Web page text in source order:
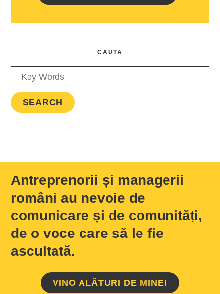
CAUTA
Antreprenorii și managerii
români au nevoie de
comunicare și de comunități,
de o voce care să le fie
ascultată.
VINO ALĂTURI DE MINE!